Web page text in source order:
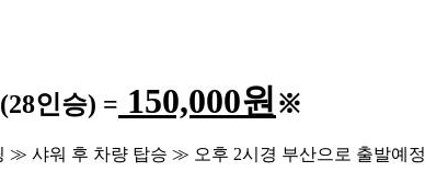
(28인승) = 150,000원 ※
≫ 샤워 후 차량 탑승 ≫ 오후 2시경 부산으로 출발예정